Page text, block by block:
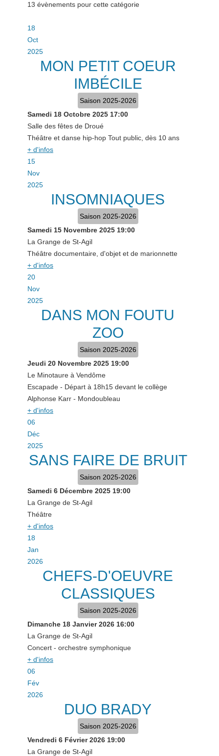
13 évènements pour cette catégorie
18
Oct
2025
MON PETIT COEUR
IMBÉCILE
Saison 2025-2026
Samedi 18 Octobre 2025 17:00
Salle des fêtes de Droué
Théâtre et danse hip-hop Tout public, dès 10 ans
+ d'infos
15
Nov
2025
INSOMNIAQUES
Saison 2025-2026
Samedi 15 Novembre 2025 19:00
La Grange de St-Agil
Théâtre documentaire, d'objet et de marionnette
+ d'infos
20
Nov
2025
DANS MON FOUTU
ZOO
Saison 2025-2026
Jeudi 20 Novembre 2025 19:00
Le Minotaure à Vendôme
Escapade - Départ à 18h15 devant le collège
Alphonse Karr - Mondoubleau
+ d'infos
06
Déc
2025
SANS FAIRE DE BRUIT
Saison 2025-2026
Samedi 6 Décembre 2025 19:00
La Grange de St-Agil
Théâtre
+ d'infos
18
Jan
2026
CHEFS-D'OEUVRE
CLASSIQUES
Saison 2025-2026
Dimanche 18 Janvier 2026 16:00
La Grange de St-Agil
Concert - orchestre symphonique
+ d'infos
06
Fév
2026
DUO BRADY
Saison 2025-2026
Vendredi 6 Février 2026 19:00
La Grange de St-Agil